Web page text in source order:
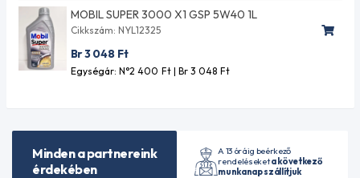
MOBIL SUPER 3000 X1 GSP 5W40 1L
Cikkszám: NYL12325
Br 3 048 Ft
Egységár: N°2 400 Ft| Br 3 048 Ft
Minden a partnereink
érdekében
A 13 óráig beérkező
rendeléseketa következő
munkanap szállítjuk